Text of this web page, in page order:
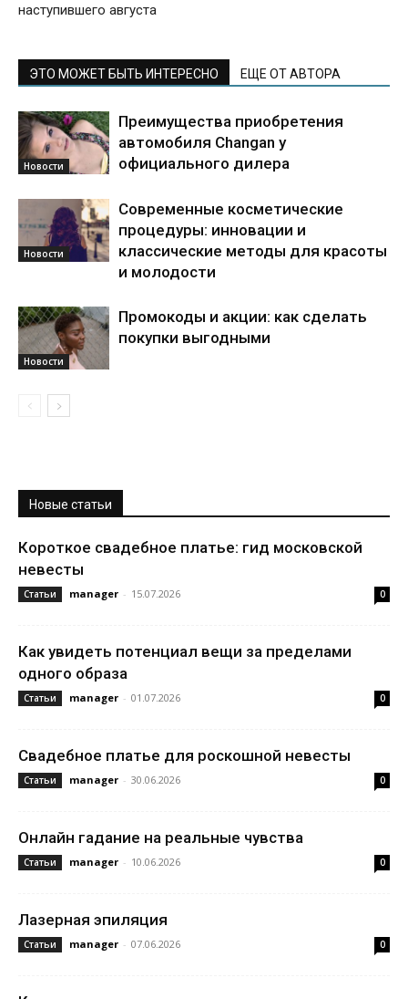
наступившего августа
ЭТО МОЖЕТ БЫТЬ ИНТЕРЕСНО ЕЩЕ ОТ АВТОРА
Новости
Преимущества приобретения
автомобиля Changan у
официального дилера
Новости
Современные косметические
процедуры: инновации и
классические методы для красоты
и молодости
Новости
Промокоды и акции: как сделать
покупки выгодными
Новые статьи
Короткое свадебное платье: гид московской
невесты
Статьи manager - 15.07.2026 0
Как увидеть потенциал вещи за пределами
одного образа
Статьи manager - 01.07.2026 0
Свадебное платье для роскошной невесты
Статьи manager - 30.06.2026 0
Онлайн гадание на реальные чувства
Статьи manager - 10.06.2026 0
Лазерная эпиляция
Статьи manager - 07.06.2026 0